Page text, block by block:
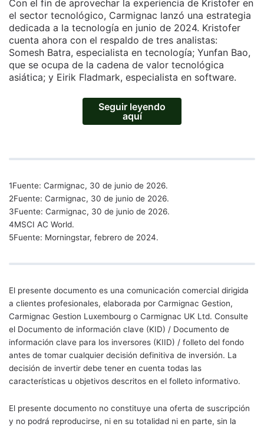
Con el fin de aprovechar la experiencia de Kristofer en
el sector tecnológico, Carmignac lanzó una estrategia
dedicada a la tecnología en junio de 2024. Kristofer
cuenta ahora con el respaldo de tres analistas:
Somesh Batra, especialista en tecnología; Yunfan Bao,
que se ocupa de la cadena de valor tecnológica
asiática; y Eirik Fladmark, especialista en software.
Seguir leyendo
aquí
1Fuente: Carmignac, 30 de junio de 2026.
2Fuente: Carmignac, 30 de junio de 2026.
3Fuente: Carmignac, 30 de junio de 2026.
4MSCI AC World.
5Fuente: Morningstar, febrero de 2024.
El presente documento es una comunicación comercial dirigida
a clientes profesionales, elaborada por Carmignac Gestion,
Carmignac Gestion Luxembourg o Carmignac UK Ltd. Consulte
el Documento de información clave (KID) / Documento de
información clave para los inversores (KIID) / folleto del fondo
antes de tomar cualquier decisión definitiva de inversión. La
decisión de invertir debe tener en cuenta todas las
características u objetivos descritos en el folleto informativo.
El presente documento no constituye una oferta de suscripción
y no podrá reproducirse, ni en su totalidad ni en parte, sin la